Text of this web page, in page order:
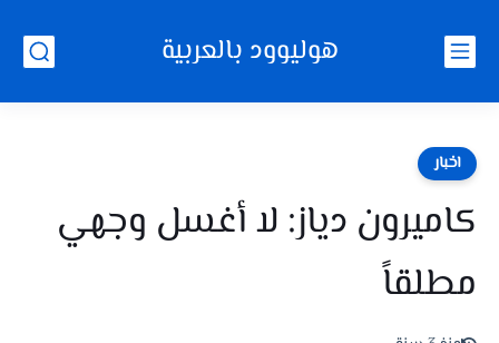
هوليوود بالعربية
اخبار
كاميرون دياز: لا أغسل وجهي
مطلقاً